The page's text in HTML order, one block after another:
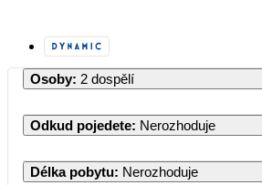
Osoby: 2 dospělí
Odkud pojedete: Nerozhoduje
Délka pobytu: Nerozhoduje